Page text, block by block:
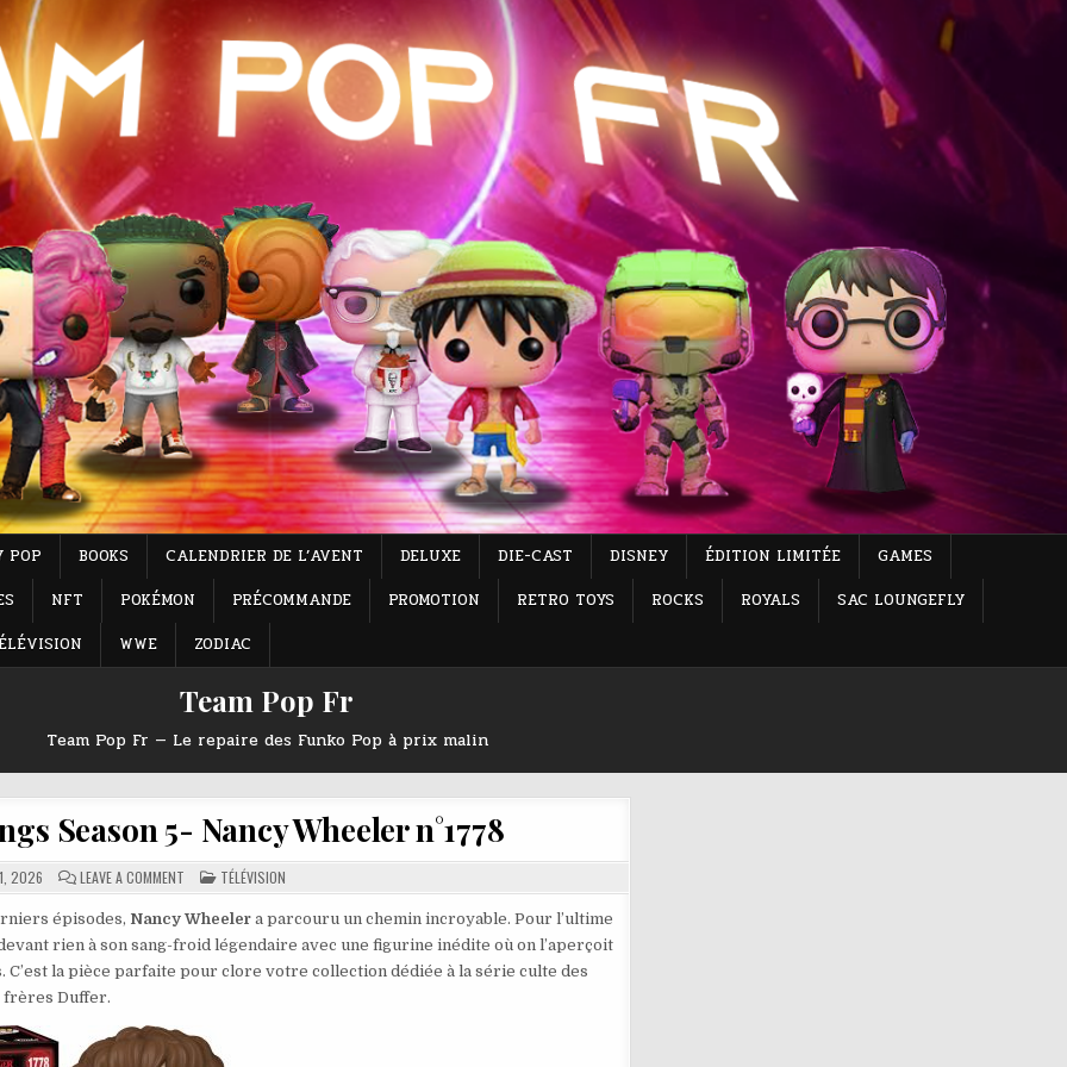
POP BOOKS CALENDRIER DE L’AVENT DELUXE DIE-CAST DISNEY ÉDITION LIMITÉE
GAMES
NFT POKÉMON PRÉCOMMANDE PROMOTION RETRO TOYS ROCKS ROYALS
SAC LOUNGEFLY
WWE ZODIAC
Team Pop Fr
Team Pop Fr — Le repaire des Funko Pop à prix malin
Season 5- Nancy Wheeler n°1778
2026 LEAVE A COMMENT
FUNKO
TV
THINGS
5-
POSTED
IN
TÉLÉVISION
épisodes, Nancy Wheeler a parcouru un chemin incroyable. Pour l’ultime
rien à son sang-froid légendaire avec une figurine inédite où on l’aperçoit
C’est la pièce parfaite pour clore votre collection dédiée à la série culte des
frères Duffer.